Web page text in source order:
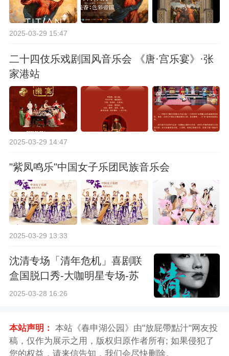
2025-03-29 15:47
二十四伎乐戏剧国风音乐会 《唐·宫乐宴》·张
家港站
2025-03-29 14:47
"紫凤鸣乐"中国女子乐团民族音乐会
2025-03-29 13:33
沈清专场「清年危机」喜剧联
盒国脱口秀-大咖明星专场-苏
州站
2025-03-28 16:26
本站声明： 本站《春申湖公园》由"放屁帶點汁"网友投
稿，仅作为展示之用，版权归原作者所有; 如果侵犯了
您的权益，请来信告知，我们会尽快删除。